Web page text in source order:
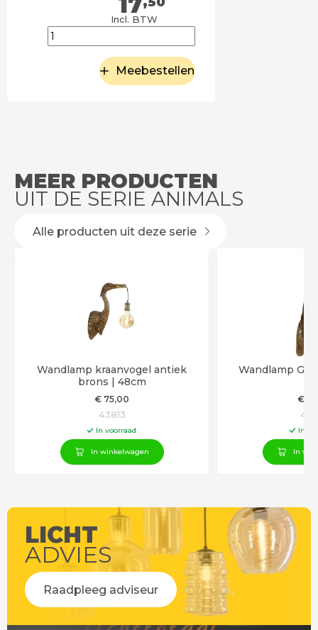
Incl. BTW
Meebestellen
MEER PRODUCTEN
UIT DE SERIE ANIMALS
Alle producten uit deze serie
Wandlamp kraanvogel antiek
brons | 48cm
€ 75,00
43813
In voorraad
In winkelwagen
Wandlamp
€
In
In
LICHT
ADVIES
Raadpleeg adviseur